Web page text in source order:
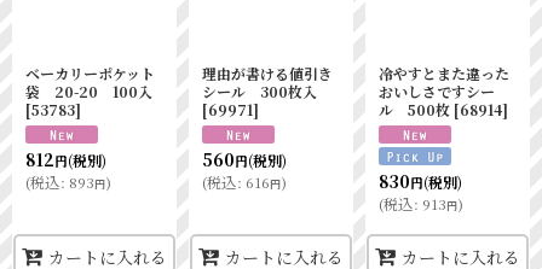
ベーカリーポケット
袋 20-20 100入
[53783]
812円(税別)
(税込: 893円)
カートに入れる
理由が書ける値引き
シール 300枚入
[69971]
560円(税別)
(税込: 616円)
カートに入れる
冷やすとまた違った
おいしさですシー
ル 500枚 [68914]
830円(税別)
(税込: 913円)
カートに入れる